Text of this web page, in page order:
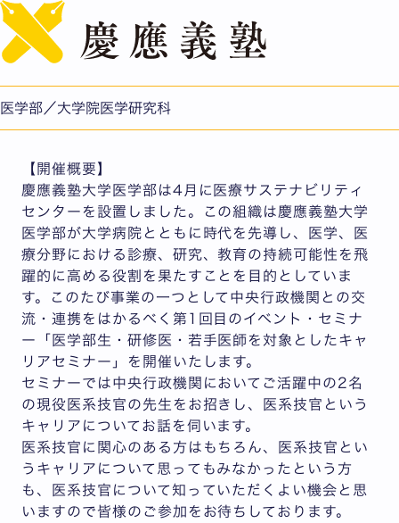
医学部／大学院医学研究科
医学部医療サステナビリティセンター 第1回イベント・
医学部/医学研究科
【開催概要】
慶應義塾大学医学部は4月に医療サステナビリティ
センターを設置しました。この組織は慶應義塾大学
医学部が大学病院とともに時代を先導し、医学、医
療分野における診療、研究、教育の持続可能性を飛
躍的に高める役割を果たすことを目的としていま
す。このたび事業の一つとして中央行政機関との交
流・連携をはかるべく第1回目のイベント・セミナ
ー「医学部生・研修医・若手医師を対象としたキャ
リアセミナー」を開催いたします。
セミナーでは中央行政機関においてご活躍中の2名
の現役医系技官の先生をお招きし、医系技官という
キャリアについてお話を伺います。
医系技官に関心のある方はもちろん、医系技官とい
うキャリアについて思ってもみなかったという方
も、医系技官について知っていただくよい機会と思
いますので皆様のご参加をお待ちしております。